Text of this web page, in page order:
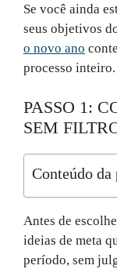
Se você ainda
seus objetivos
o novo ano
processo inteiro.
PASSO 1:
SEM
Conteúdo da
Antes de
ideias de meta
período, sem